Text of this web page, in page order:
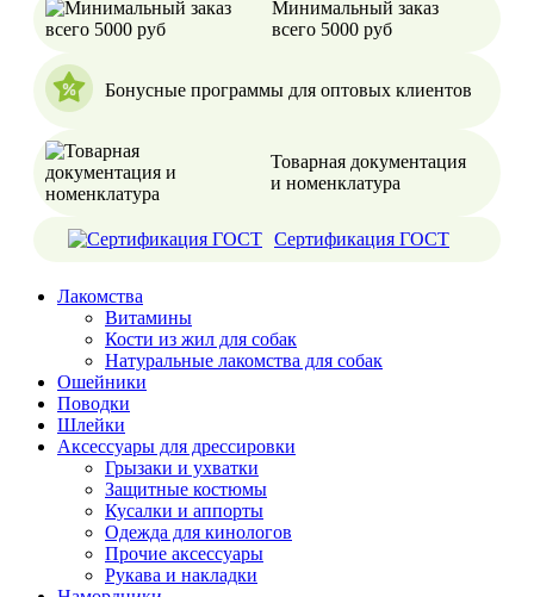
Минимальный заказ
всего 5000 руб
Бонусные программы для оптовых клиентов
Товарная документация
и номенклатура
Сертификация ГОСТ
Лакомства
Витамины
Кости из жил для собак
Натуральные лакомства для собак
Ошейники
Поводки
Шлейки
Аксессуары для дрессировки
Грызаки и ухватки
Защитные костюмы
Кусалки и аппорты
Одежда для кинологов
Прочие аксессуары
Рукава и накладки